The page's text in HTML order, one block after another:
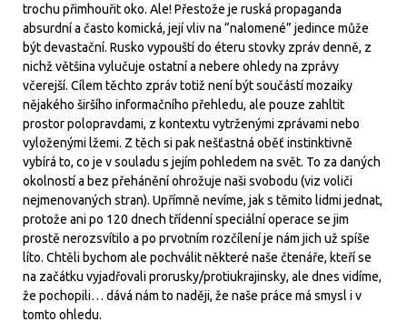
trochu přimhouřit oko. Ale! Přestože je ruská propaganda
absurdní a často komická, její vliv na “nalomené” jedince může
být devastační. Rusko vypouští do éteru stovky zpráv denně, z
nichž většina vylučuje ostatní a nebere ohledy na zprávy
včerejší. Cílem těchto zpráv totiž není být součástí mozaiky
nějakého širšího informačního přehledu, ale pouze zahltit
prostor polopravdami, z kontextu vytrženými zprávami nebo
vyloženými lžemi. Z těch si pak nešťastná oběť instinktivně
vybírá to, co je v souladu s jejím pohledem na svět. To za daných
okolností a bez přehánění ohrožuje naši svobodu (viz voliči
nejmenovaných stran). Upřímně nevíme, jak s těmito lidmi jednat,
protože ani po 120 dnech třídenní speciální operace se jim
prostě nerozsvítilo a po prvotním rozčílení je nám jich už spíše
líto. Chtěli bychom ale pochválit některé naše čtenáře, kteří se
na začátku vyjadřovali prorusky/protiukrajinsky, ale dnes vidíme,
že pochopili… dává nám to naději, že naše práce má smysl i v
tomto ohledu.